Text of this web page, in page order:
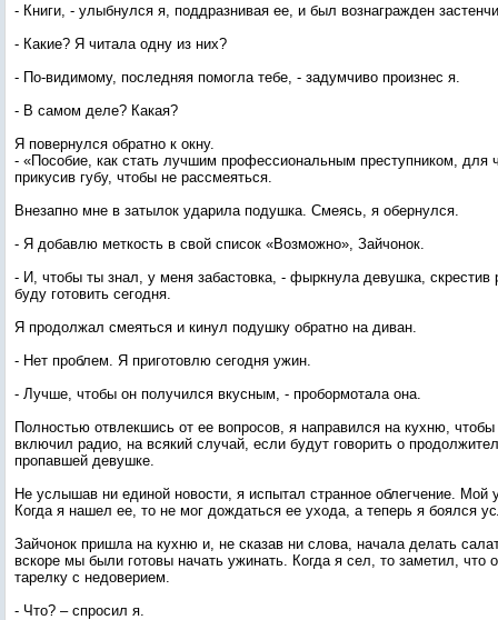
- Книги, - улыбнулся я, поддразнивая ее, и был вознагражден
- Какие? Я читала одну из них?
- По-видимому, последняя помогла тебе, - задумчиво произнес я.
- В самом деле? Какая?
Я повернулся обратно к окну.
- «Пособие, как стать лучшим профессиональным преступником, для
прикусив губу, чтобы не рассмеяться.
Внезапно мне в затылок ударила подушка. Смеясь, я обернулся.
- Я добавлю меткость в свой список «Возможно», Зайчонок.
- И, чтобы ты знал, у меня забастовка, - фыркнула девушка, скрестив
буду готовить сегодня.
Я продолжал смеяться и кинул подушку обратно на диван.
- Нет проблем. Я приготовлю сегодня ужин.
- Лучше, чтобы он получился вкусным, - пробормотала она.
Полностью отвлекшись от ее вопросов, я направился на кухню,
включил радио, на всякий случай, если будут говорить о
пропавшей девушке.
Не услышав ни единой новости, я испытал странное облегчение.
Когда я нашел ее, то не мог дождаться ее ухода, а теперь я боялся
Зайчонок пришла на кухню и, не сказав ни слова, начала делать
вскоре мы были готовы начать ужинать. Когда я сел, то заметил, что
тарелку с недоверием.
- Что? – спросил я.